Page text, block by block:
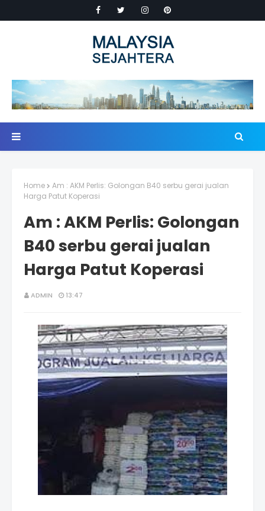
Home
Am : AKM Perlis: Golongan B40 serbu gerai jualan
Harga Patut Koperasi
Am : AKM Perlis: Golongan
B40 serbu gerai jualan
Harga Patut Koperasi
ADMIN 13:47